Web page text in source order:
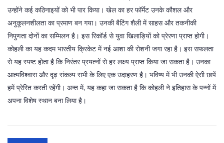
उन्होंने कई कठिनाइयों को भी पार किया। खेल का हर फॉर्मेट उनके कौशल और
अनुकूलनशीलता का प्रमाण बन गया। उनकी बैटिंग शैली में साहस और तकनीकी
निपुणता दोनों का सम्मिलन है। इस रिकॉर्ड से युवा खिलाड़ियों को प्रेरणा प्राप्त होगी।
कोहली का यह कदम भारतीय क्रिकेट में नई आशा की रोशनी जगा रहा है। इस सफलता
से यह स्पष्ट होता है कि निरंतर प्रयत्नों से हर लक्ष्य प्राप्त किया जा सकता है। उनका
आत्मविश्वास और दृढ़ संकल्प सभी के लिए एक उदाहरण है। भविष्य में भी उनकी ऐसी छापें
हमें प्रेरित करती रहेंगी। अन्त में, यह कहा जा सकता है कि कोहली ने इतिहास के पन्नों में
अपना विशेष स्थान बना लिया है।